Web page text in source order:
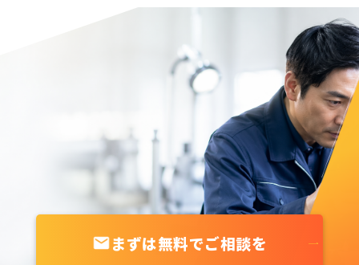
まずは無料でご相談を